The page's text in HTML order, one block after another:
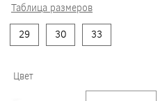
Таблица размеров
29
30 33
Цвет